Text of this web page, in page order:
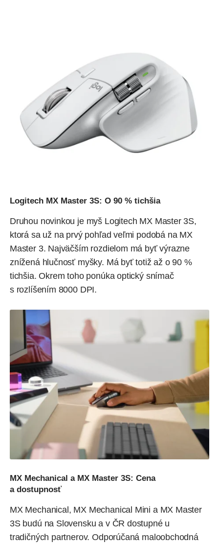
Logitech MX Master 3S: O 90 % tichšia
Druhou novinkou je myš Logitech MX Master 3S,
ktorá sa už na prvý pohľad veľmi podobá na MX
Master 3. Najväčším rozdielom má byť výrazne
znížená hlučnosť myšky. Má byť totiž až o 90 %
tichšia. Okrem toho ponúka optický snímač
s rozlíšením 8000 DPI.
MX Mechanical a MX Master 3S: Cena
a dostupnosť
MX Mechanical, MX Mechanical Mini a MX Master
3S budú na Slovensku a v ČR dostupné u
tradičných partnerov. Odporúčaná maloobchodná